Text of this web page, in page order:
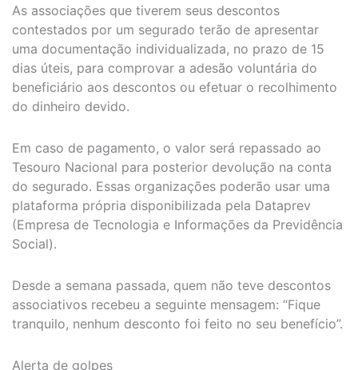
As associações que tiverem seus descontos
contestados por um segurado terão de apresentar
uma documentação individualizada, no prazo de 15
dias úteis, para comprovar a adesão voluntária do
beneficiário aos descontos ou efetuar o recolhimento
do dinheiro devido.
Em caso de pagamento, o valor será repassado ao
Tesouro Nacional para posterior devolução na conta
do segurado. Essas organizações poderão usar uma
plataforma própria disponibilizada pela Dataprev
(Empresa de Tecnologia e Informações da Previdência
Social).
Desde a semana passada, quem não teve descontos
associativos recebeu a seguinte mensagem: “Fique
tranquilo, nenhum desconto foi feito no seu benefício”.
Alerta de golpes